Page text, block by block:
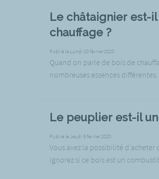
Le châtaignier est-
chauffage ?
Publié le Lundi 10 février 2020
Quand on parle de bois de
nombreuses essences
Le peuplier est-il
Publié le Jeudi 6 février 2020
Vous avez la possibilité
ignorez si ce bois est un